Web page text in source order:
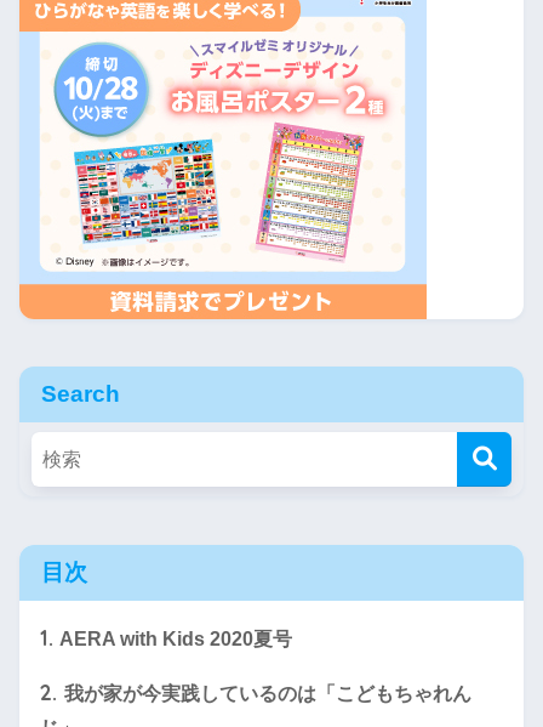
Search
目次
1. AERA with Kids 2020夏号
2. 我が家が今実践しているのは「こどもちゃれん